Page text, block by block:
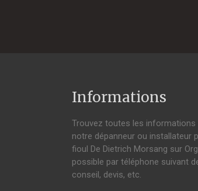
Informations
Trouvez toutes les
notre dépanneur ou installateur
fioul De Dietrich Morsang sur
possible par téléphone suivant
conseil, devis, etc.